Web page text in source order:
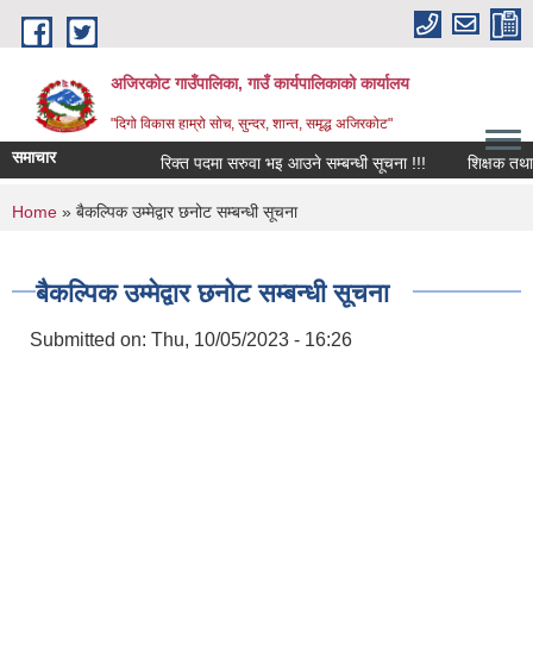
Skip to main content
अजिरकोट गाउँपालिका, गाउँ कार्यपालिकाको कार्यालय
"दिगो विकास हाम्रो सोच, सुन्दर, शान्त, समृद्ध अजिरकोट"
समाचार रिक्त पदमा सरुवा भइ आउने सम्बन्धी सूचना !!! शिक्षक तथा
You are here
Home » बैकल्पिक उम्मेद्वार छनोट सम्बन्धी सूचना
बैकल्पिक उम्मेद्वार छनोट सम्बन्धी सूचना
Submitted on: Thu, 10/05/2023 - 16:26